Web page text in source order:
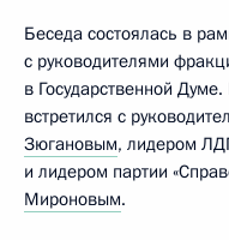
Беседа состоялась в
с руководителями
в Государственной
встретился с
Зюгановым, лидером
и лидером партии
Мироновым.